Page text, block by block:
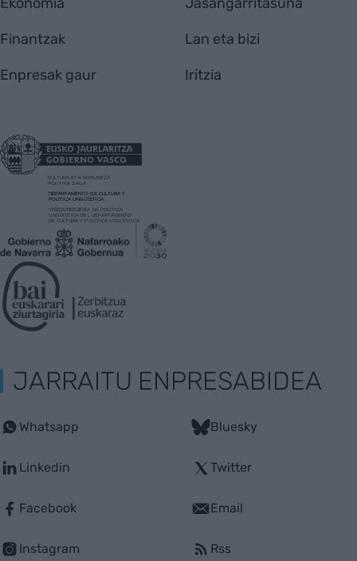
Finantzak
Enpresak gaur
Lan eta bizi
Iritzia
JARRAITU ENPRESABIDEA
Whatsapp
Linkedin
Facebook
Instagram
Bluesky
Twitter
Email
Rss